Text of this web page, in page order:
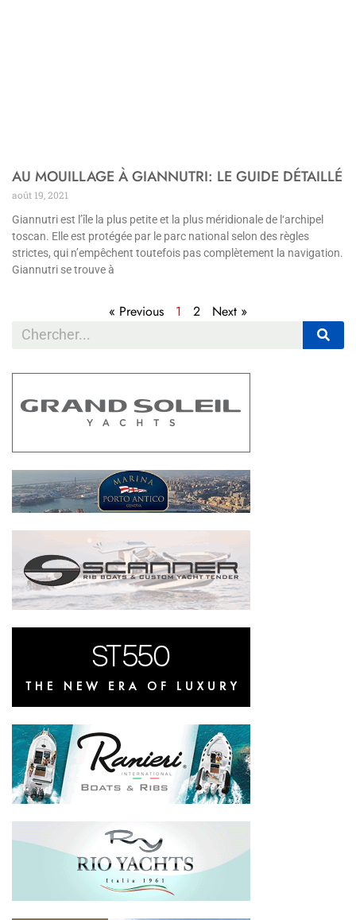
AU MOUILLAGE À GIANNUTRI: LE GUIDE DÉTAILLÉ
août 19, 2021
Giannutri est l’île la plus petite et la plus méridionale de l‘archipel
toscan. Elle est protégée par le parc national selon des règles
strictes, qui n’empêchent toutefois pas complètement la navigation.
Giannutri se trouve à
« Previous 1 2 Next »